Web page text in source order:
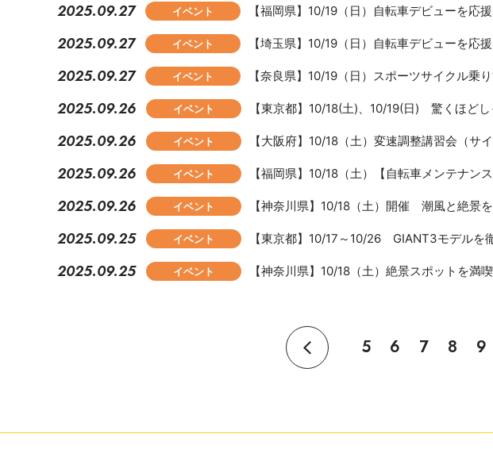
2025.09.27 イベント 【福岡県】10/19（日）自転車デビューを応
2025.09.27 イベント 【埼玉県】10/19（日）自転車デビューを応
2025.09.27 イベント 【奈良県】10/19（日）スポーツサイクル乗
2025.09.26 イベント 【東京都】10/18(土)、10/19(日) 驚くほど
2025.09.26 イベント 【大阪府】10/18（土）変速調整講習会（サ
2025.09.26 イベント 【福岡県】10/18（土）【自転車メンテナン
2025.09.26 イベント 【神奈川県】10/18（土）開催 潮風と絶景
2025.09.25 イベント 【東京都】10/17～10/26 GIANT3モデルを
2025.09.25 イベント 【神奈川県】10/18（土）絶景スポットを
5 6 7 8 9